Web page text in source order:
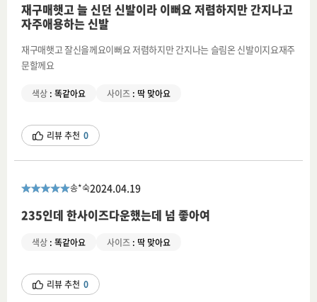
재구매햇고 늘 신던 신발이라 이뻐요 저렴하지만 간지나고
자주애용하는 신발
재구매햇고 잘신을께요이뻐요 저렴하지만 간지나는 슬림온 신발이지요재주
문할께요
색상 : 똑같아요 사이즈 : 딱 맞아요
리뷰 추천 0
송*숙2024.04.19
235인데 한사이즈다운했는데 넘 좋아여
색상 : 똑같아요 사이즈 : 딱 맞아요
리뷰 추천 0